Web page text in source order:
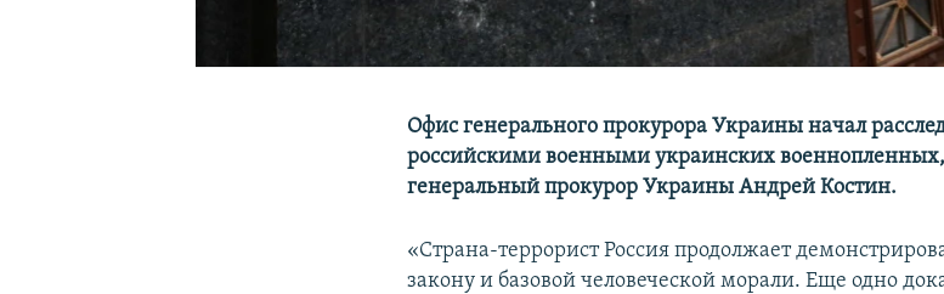
Офис генерального прокурора Украины начал
российскими военными украинских
генеральный прокурор Украины Андрей Костин.
«Страна-террорист Россия продолжает
закону и базовой человеческой морали. Еще одно